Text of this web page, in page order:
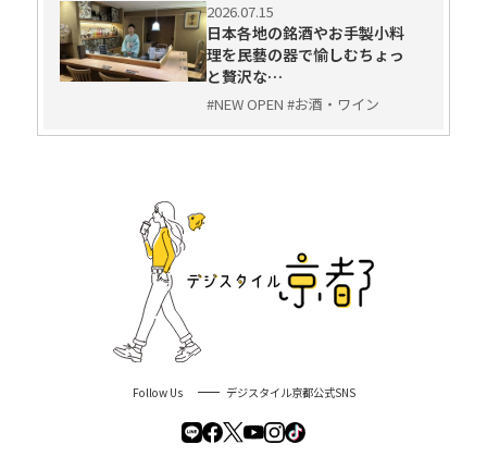
2026.07.15
日本各地の銘酒やお手製小料
理を民藝の器で愉しむちょっ
と贅沢な…
#NEW OPEN #お酒・ワイン
Follow Us デジスタイル京都公式SNS